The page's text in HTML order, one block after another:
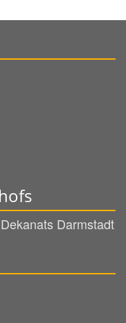
Darmstadt